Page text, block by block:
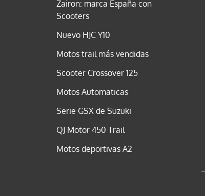
Zairon: marca España con
Scooters
Nuevo HJC Y10
Motos trail más vendidas
Scooter Crossover 125
Motos Automaticas
Serie GSX de Suzuki
QJ Motor 450 Trail
Motos deportivas A2